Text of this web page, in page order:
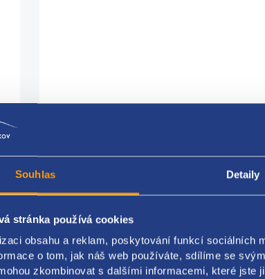
Souhlas Detaily
stránka používá cookies
obsahu a reklam, poskytování funkcí sociálních
o tom, jak náš web používáte, sdílíme se
zkombinovat s dalšími informacemi, které jste
Popis produktu
Vodní trubka
materiál: kov
pro motory 2.0TDI 100kW/103kW (AZV, BKD)